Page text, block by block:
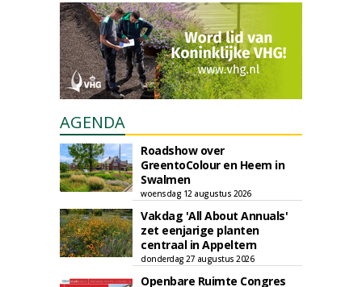
AGENDA
Roadshow over
GreentoColour en Heem in
Swalmen
woensdag 12 augustus 2026
Vakdag 'All About Annuals'
zet eenjarige planten
centraal in Appeltern
donderdag 27 augustus 2026
Openbare Ruimte Congres